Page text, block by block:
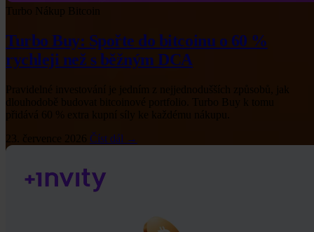
Turbo Nákup Bitcoin
Turbo Buy: Spořte do bitcoinu o 60 %
rychleji než s běžným DCA
Pravidelné investování je jedním z nejjednodušších způsobů, jak
dlouhodobě budovat bitcoinové portfolio. Turbo Buy k tomu
přidává 60 % extra kupní síly ke každému nákupu.
Číst dál →